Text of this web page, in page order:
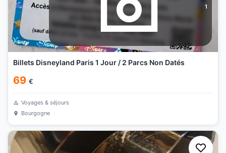
1
Billets Disneyland Paris 1 Jour / 2 Parcs Non Datés
69 €
Voyages & séjours
Bourgogne